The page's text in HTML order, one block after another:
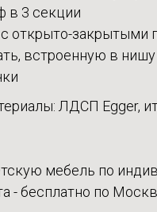
в 3 секции
открыто-закрытыми
встроенную в нишу
ЛДСП Egger,
мебель по
- бесплатно по